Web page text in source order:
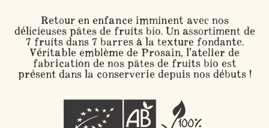
Retour en enfance imminent avec nos
délicieuses pâtes de fruits bio. Un assortiment de
7 fruits dans 7 barres à la texture fondante.
Véritable emblème de Prosain, l’atelier de
fabrication de nos pâtes de fruits bio est
présent dans la conserverie depuis nos débuts !